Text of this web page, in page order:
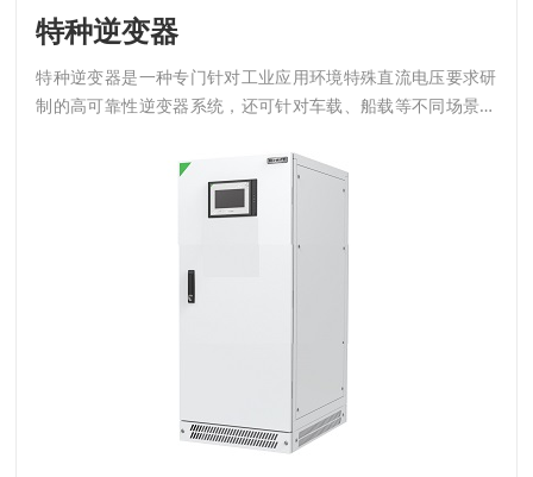
特种逆变器
特种逆变器是一种专门针对工业应用环境特殊直流电压要求研
制的高可靠性逆变器系统，还可针对车载、船载等不同场景应